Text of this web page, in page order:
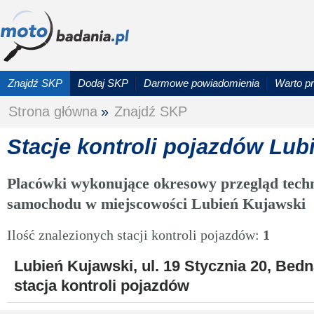
Znajdź SKP Dodaj SKP Darmowe powiadomienia Warto
Strona główna » Znajdź SKP
Stacje kontroli pojazdów
Placówki wykonujące okresowy przegląd
samochodu w miejscowości Lubień Kujawski
Ilość znalezionych stacji kontroli pojazdów: 1
Lubień Kujawski, ul. 19 Stycznia 20,
stacja kontroli pojazdów